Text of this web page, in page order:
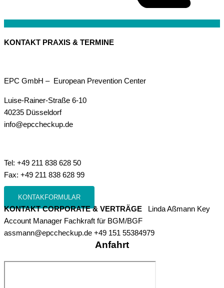
KONTAKT PRAXIS & TERMINE
EPC GmbH – European Prevention Center
Luise-Rainer-Straße 6-10
40235 Düsseldorf
info@epccheckup.de
Tel: +49 211 838 628 50
Fax: +49 211 838 628 99
KONTAKFORMULAR
KONTAKT CORPORATE & VERTRÄGE Linda Aßmann Key
Account Manager Fachkraft für BGM/BGF
assmann@epccheckup.de +49 151 55384979
Anfahrt